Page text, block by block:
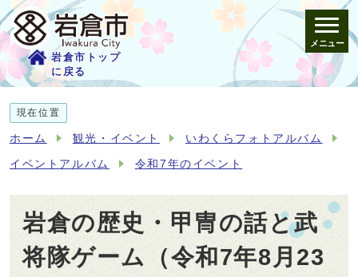
岩倉市トップ
に戻る
メニュー
現在位置
ホーム 観光・イベント いわくらフォトアルバム
イベントアルバム 令和7年のイベント
岩倉の歴史・甲冑の話と武
将隊ゲーム（令和7年8月23